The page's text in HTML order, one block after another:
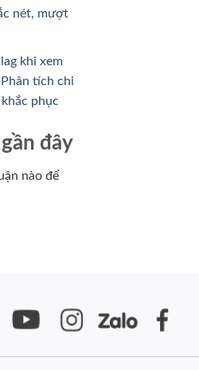
nét, mượt
khi xem
tích chi
phục
đây
nào để